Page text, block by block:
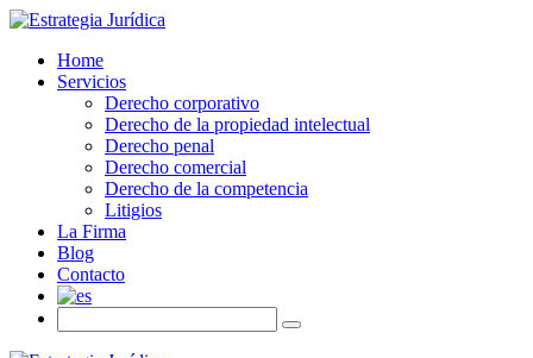
Home
Servicios
Derecho corporativo
Derecho de la propiedad intelectual
Derecho penal
Derecho comercial
Derecho de la competencia
Litigios
La Firma
Blog
Contacto